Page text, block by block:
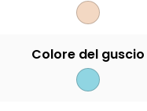
Colore del guscio